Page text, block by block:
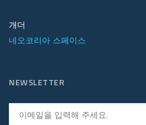
개더
네오코리아 스페이스
NEWSLETTER